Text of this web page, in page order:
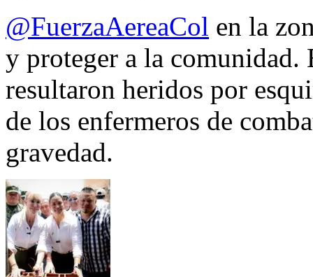
@FuerzaAereaCol en la
y proteger a la comunidad.
resultaron heridos por
de los enfermeros de
gravedad.